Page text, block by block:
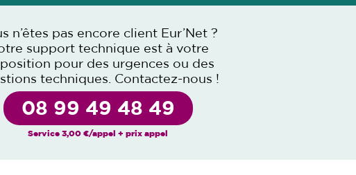
n’êtes pas encore client Eur’Net ?
support technique est à votre
pour des urgences ou des
techniques. Contactez-nous !
08 99 49 48 49
Service 3,00 €/appel + prix appel